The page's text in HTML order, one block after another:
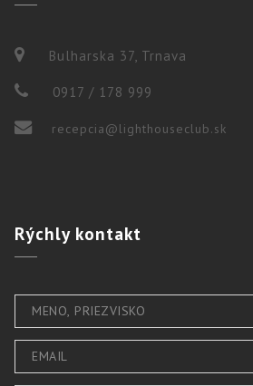
Bulharska 37, Trnava
0917 / 178 999
recepcia@lighthouseclub.sk
Rýchlykontakt